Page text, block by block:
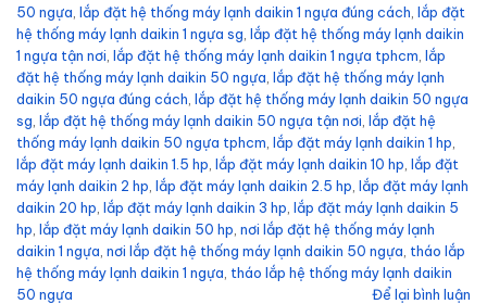
50 ngựa lắp đặt hệ thống máy lạnh daikin 1 ngựa đúng cách lắp đặt
hệ thống máy lạnh daikin 1 ngựa sg lắp đặt hệ thống máy lạnh daikin
1 ngựa tận nơi lắp đặt hệ thống máy lạnh daikin 1 ngựa tphcm lắp
đặt hệ thống máy lạnh daikin 50 ngựa lắp đặt hệ thống máy lạnh
daikin 50 ngựa đúng cách lắp đặt hệ thống máy lạnh daikin 50 ngựa
sg lắp đặt hệ thống máy lạnh daikin 50 ngựa tận nơi lắp đặt hệ
thống máy lạnh daikin 50 ngựa tphcm lắp đặt máy lạnh daikin 1 hp
lắp đặt máy lạnh daikin 1.5 hp lắp đặt máy lạnh daikin 10 hp lắp đặt
máy lạnh daikin 2 hp lắp đặt máy lạnh daikin 2.5 hp lắp đặt máy lạnh
daikin 20 hp lắp đặt máy lạnh daikin 3 hp lắp đặt máy lạnh daikin 5
hp lắp đặt máy lạnh daikin 50 hp nơi lắp đặt hệ thống máy lạnh
daikin 1 ngựa nơi lắp đặt hệ thống máy lạnh daikin 50 ngựa tháo lắp
hệ thống máy lạnh daikin 1 ngựa tháo lắp hệ thống máy lạnh daikin
50 ngựa
Để lại bình luận